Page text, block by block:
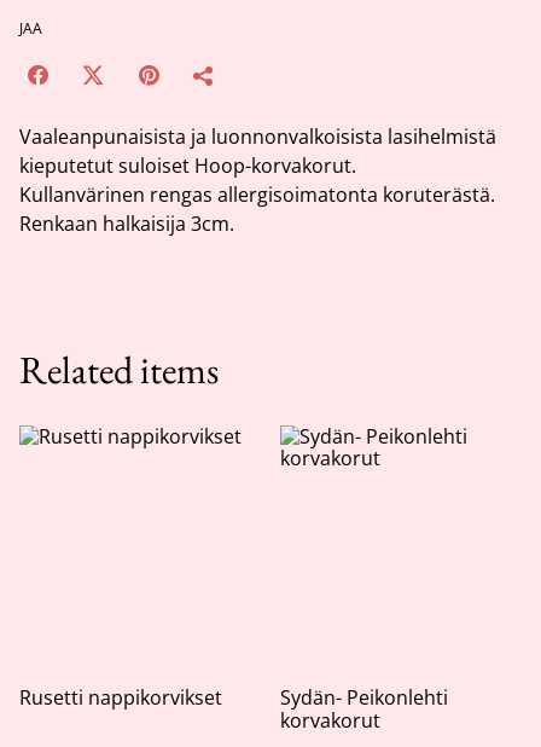
JAA
Vaaleanpunaisista ja luonnonvalkoisista lasihelmistä
kieputetut suloiset Hoop-korvakorut.
Kullanvärinen rengas allergisoimatonta koruterästä.
Renkaan halkaisija 3cm.
Related items
Rusetti nappikorvikset
Sydän- Peikonlehti
korvakorut